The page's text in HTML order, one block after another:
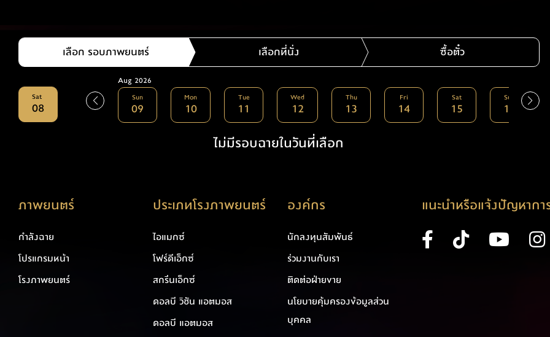
เลือก รอบภาพยนตร์ เลือกที่นั่ง ซื้อตั๋ว
Sat
08
Aug 2026
Sun
09
Mon
10
Tue
11
Wed
12
Thu
13
Fri
14
Sat
15
Sun
16
ไม่มีรอบฉายในวันที่เลือก
ภาพยนตร์
กำลังฉาย
โปรแกรมหน้า
โรงภาพยนตร์
ประเภทโรงภาพยนตร์
ไอแมกซ์
โฟร์ดีเอ็กซ์
สกรีนเอ็กซ์
ดอลบี วิชัน แอตมอส
ดอลบี แอตมอส
องค์กร
นักลงทุนสัมพันธ์
ร่วมงานกับเรา
ติดต่อฝ่ายขาย
นโยบายคุ้มครองข้อมูลส่วน
บุคคล
แนะนำหรือแจ้งปัญหากา